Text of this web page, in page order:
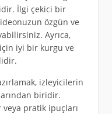
İlgi çekici bir
özgün ve
Ayrıca,
iyi bir kurgu ve
izleyicilerin
biridir.
pratik ipuçları